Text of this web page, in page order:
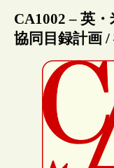
CA1002 – 英
協同目録計画 /